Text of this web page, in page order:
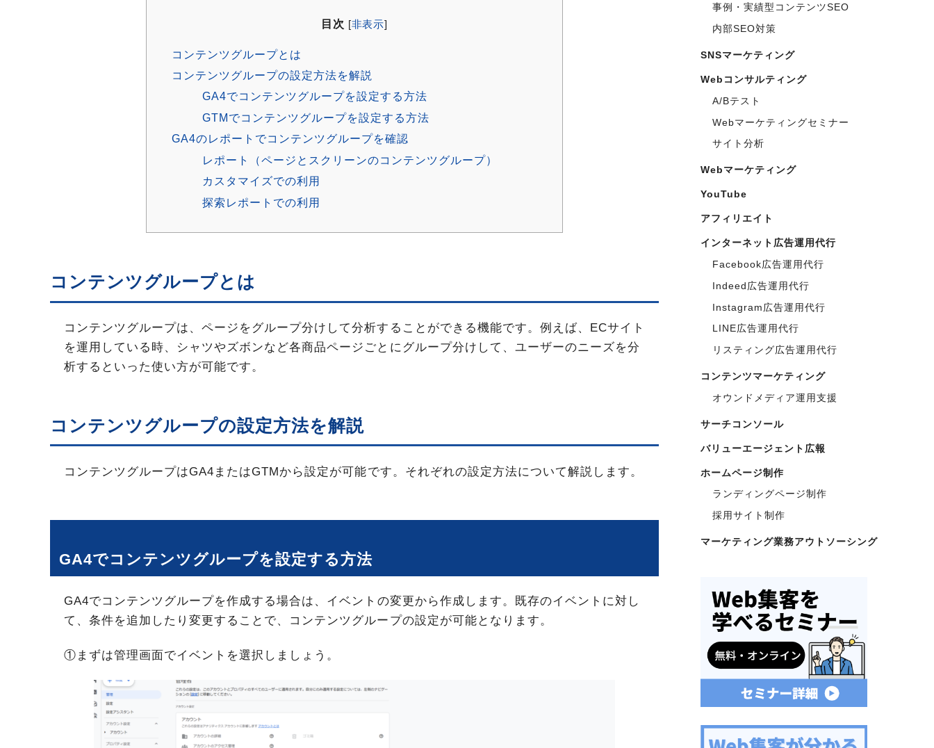
目次 [非表示]
コンテンツグループとは
コンテンツグループの設定方法を解説
GA4でコンテンツグループを設定する方法
GTMでコンテンツグループを設定する方法
GA4のレポートでコンテンツグループを確認
レポート（ページとスクリーンのコンテンツグループ）
カスタマイズでの利用
探索レポートでの利用
コンテンツグループとは
コンテンツグループは、ページをグループ分けして分析することができる機能です。例えば、ECサイト
を運用している時、シャツやズボンなど各商品ページごとにグループ分けして、ユーザーのニーズを分
析するといった使い方が可能です。
コンテンツグループの設定方法を解説
コンテンツグループはGA4またはGTMから設定が可能です。それぞれの設定方法について解説します。
GA4でコンテンツグループを設定する方法
GA4でコンテンツグループを作成する場合は、イベントの変更から作成します。既存のイベントに対し
て、条件を追加したり変更することで、コンテンツグループの設定が可能となります。
①まずは管理画面でイベントを選択しましょう。
事例・実績型コンテンツSEO
内部SEO対策
SNSマーケティング
Webコンサルティング
A/Bテスト
Webマーケティングセミナー
サイト分析
Webマーケティング
YouTube
アフィリエイト
インターネット広告運用代行
Facebook広告運用代行
Indeed広告運用代行
Instagram広告運用代行
LINE広告運用代行
リスティング広告運用代行
コンテンツマーケティング
オウンドメディア運用支援
サーチコンソール
バリューエージェント広報
ホームページ制作
ランディングページ制作
採用サイト制作
マーケティング業務アウトソーシング